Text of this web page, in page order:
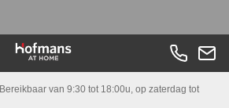
Bereikbaar van 9:30 tot 18:00u, op zaterdag tot